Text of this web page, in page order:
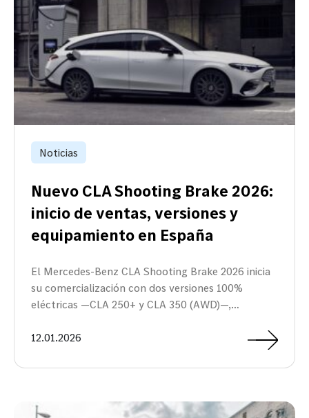
Noticias
Nuevo CLA Shooting Brake 2026:
inicio de ventas, versiones y
equipamiento en España
El Mercedes-Benz CLA Shooting Brake 2026 inicia
su comercialización con dos versiones 100%
eléctricas —CLA 250+ y CLA 350 (AWD)—,…
12.01.2026